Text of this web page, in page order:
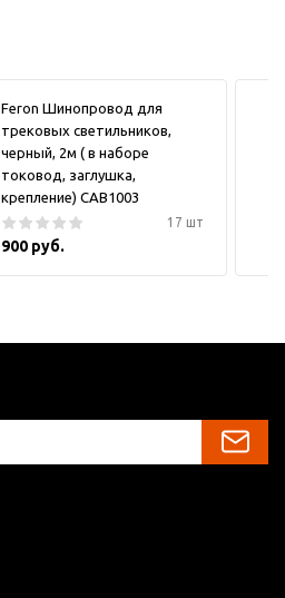
Feron Шинопровод для
трековых светильников,
черный, 2м ( в наборе
токовод, заглушка,
крепление) CAB1003
17 шт
900 руб.